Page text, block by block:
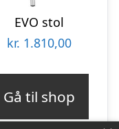
EVO stol
kr. 1.810,00
Gå til shop